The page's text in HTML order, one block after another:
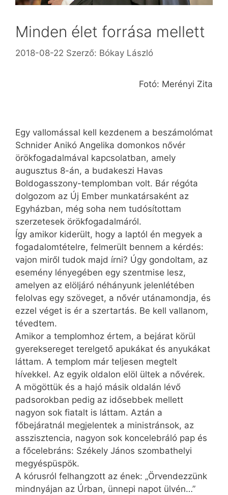
Minden élet forrása mellett
2018-08-22 Szerző: Bókay László
Fotó: Merényi Zita
Egy vallomással kell kezdenem a beszámolómat
Schnider Anikó Angelika domonkos nővér
örökfogadalmával kapcsolatban, amely
augusztus 8-án, a budakeszi Havas
Boldogasszony-templomban volt. Bár régóta
dolgozom az Új Ember munkatársaként az
Egyházban, még soha nem tudósítottam
szerzetesek örökfogadalmáról.
Így amikor kiderült, hogy a laptól én megyek a
fogadalomtételre, felmerült bennem a kérdés:
vajon miről tudok majd írni? Úgy gondoltam, az
esemény lényegében egy szentmise lesz,
amelyen az elöljáró néhányunk jelenlété­ben
felolvas egy szöveget, a nővér utánamondja, és
ezzel véget is ér a szertartás. Be kell vallanom,
tévedtem.
Amikor a templomhoz értem, a bejárat körül
gyereksereget terelgető apukákat és anyukákat
láttam. A templom már teljesen megtelt
hívekkel. Az egyik oldalon elöl ültek a nővérek.
A mögöttük és a hajó másik oldalán lévő
padsorokban pedig az idősebbek mellett
nagyon sok fiatalt is láttam. Aztán a
főbejáratnál megjelentek a ministránsok, az
asszisztencia, nagyon sok koncelebráló pap és
a főcelebráns: Székely János szombathelyi
megyéspüspök.
A kórusról felhangzott az ének: „Örvendezzünk
mindnyájan az Úrban, ünnepi napot ülvén…”